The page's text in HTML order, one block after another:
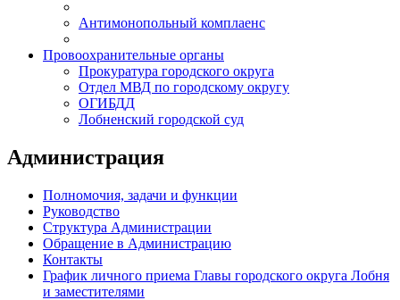
Антимонопольный комплаенс
Провоохранительные органы
Прокуратура городского округа
Отдел МВД по городскому округу
ОГИБДД
Лобненский городской суд
Администрация
Полномочия, задачи и функции
Руководство
Структура Администрации
Обращение в Администрацию
Контакты
График личного приема Главы городского округа Лобня
и заместителями